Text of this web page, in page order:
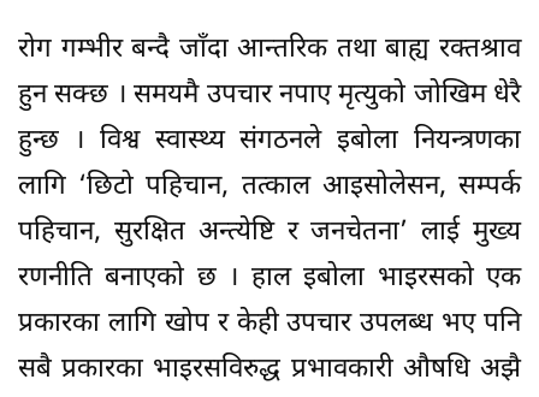
रोग गम्भीर बन्दै जाँदा आन्तरिक तथा बाह्य रक्तश्राव
हुन सक्छ । समयमै उपचार नपाए मृत्युको जोखिम धेरै
हुन्छ । विश्व स्वास्थ्य संगठनले इबोला नियन्त्रणका
लागि ‘छिटो पहिचान, तत्काल आइसोलेसन, सम्पर्क
पहिचान, सुरक्षित अन्त्येष्टि र जनचेतना’ लाई मुख्य
रणनीति बनाएको छ । हाल इबोला भाइरसको एक
प्रकारका लागि खोप र केही उपचार उपलब्ध भए पनि
सबै प्रकारका भाइरसविरुद्ध प्रभावकारी औषधि अझै